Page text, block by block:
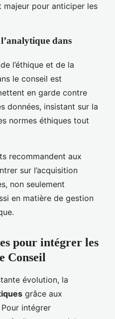
pour anticiper les
dans
l’éthique et de la
le conseil est
en garde contre
données, insistant sur la
normes éthiques tout
recommandent aux
sur l’acquisition
non seulement
en matière de gestion
pour intégrer les
Conseil
évolution, la
grâce aux
intégrer